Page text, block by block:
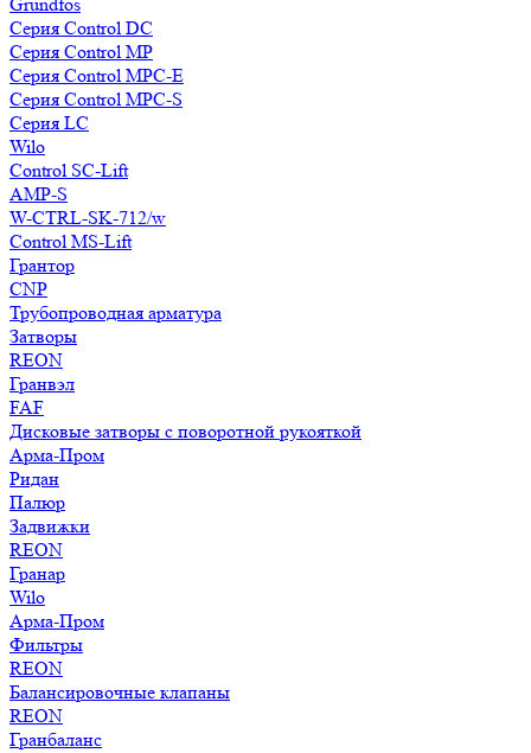
Серия Control DC
Серия Control MP
Серия Control MPC-E
Серия Control MPC-S
Серия LC
Wilo
Control SC-Lift
AMP-S
W-CTRL-SK-712/w
Control MS-Lift
Грантор
CNP
Трубопроводная арматура
Затворы
REON
Гранвэл
FAF
Дисковые затворы с поворотной рукояткой
Арма-Пром
Ридан
Палюр
Задвижки
REON
Гранар
Wilo
Арма-Пром
Фильтры
REON
Балансировочные клапаны
REON
Гранбаланс